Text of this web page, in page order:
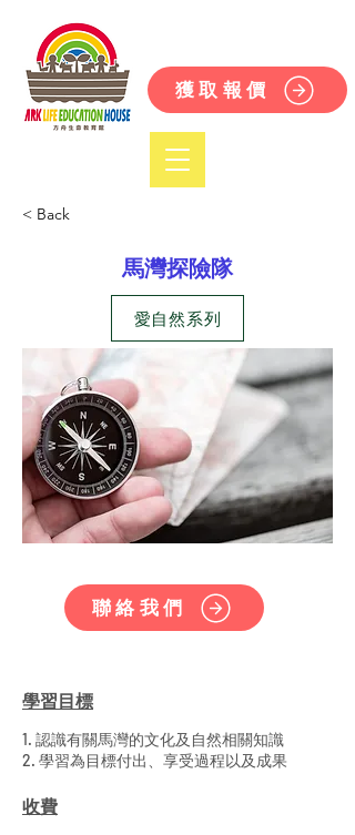
獲取報價
< Back
馬灣探險隊
愛自然系列
聯絡我們
學習目標
1. 認識有關馬灣的文化及自然相關知識
2. 學習為目標付出、享受過程以及成果
收費